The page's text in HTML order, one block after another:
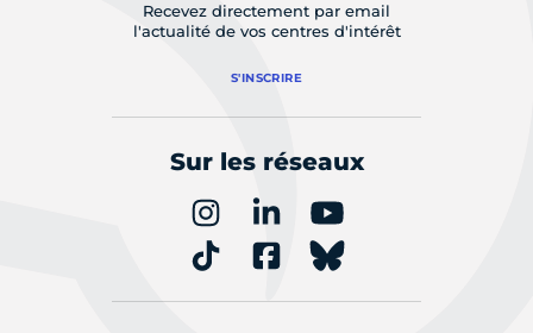
Recevez directement par email
l'actualité de vos centres d'intérêt
S'INSCRIRE
Sur les réseaux